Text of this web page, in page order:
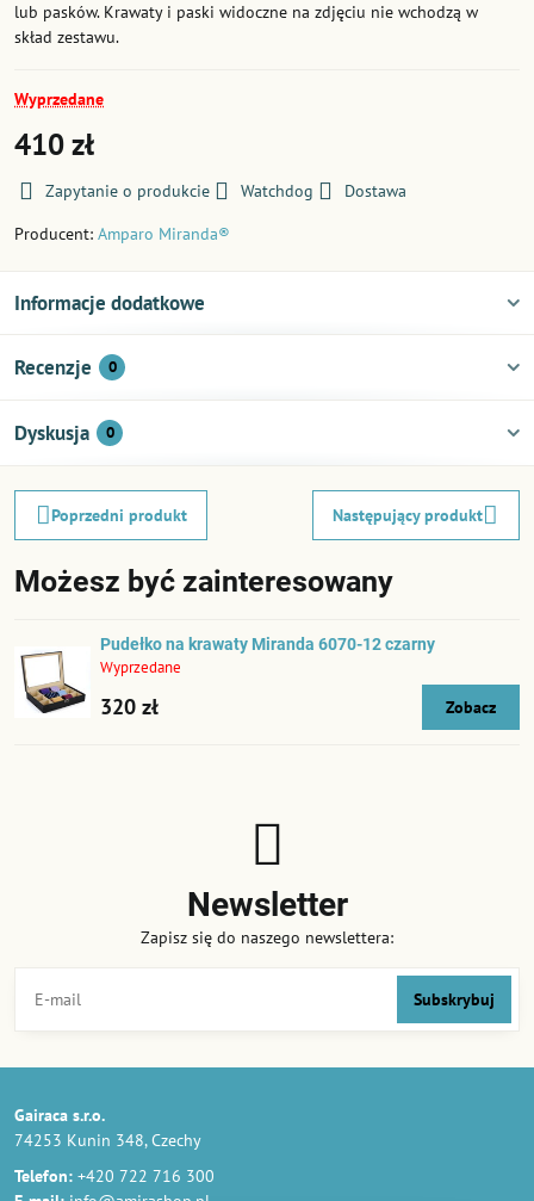
lub pasków. Krawaty i paski widoczne na zdjęciu nie wchodzą w
skład zestawu.
Wyprzedane
410 zł
Zapytanie o produkcie Watchdog
Dostawa
Producent: Amparo Miranda®
Informacje dodatkowe
Recenzje 0
Dyskusja 0
Poprzedni produkt Następujący produkt
Możesz być zainteresowany
Pudełko na krawaty Miranda 6070-12 czarny
Wyprzedane
320 zł Zobacz
Newsletter
Zapisz się do naszego newslettera:
Subskrybuj
Gairaca s.r.o.
74253 Kunin 348, Czechy
Telefon: +420 722 716 300